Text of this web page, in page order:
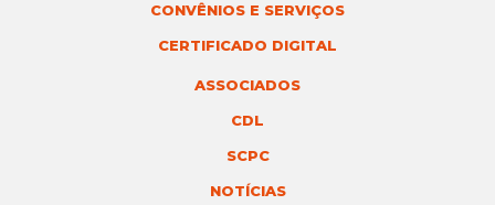
CONVÊNIOS E SERVIÇOS
CERTIFICADO DIGITAL
ASSOCIADOS
CDL
SCPC
NOTÍCIAS